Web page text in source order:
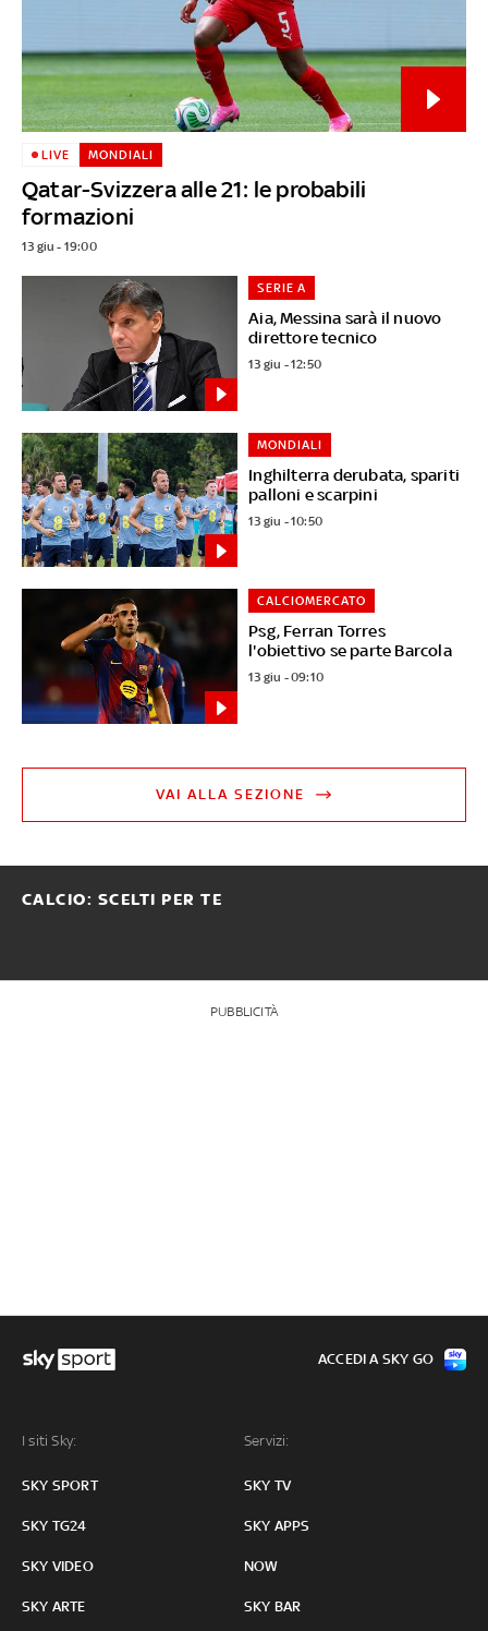
Qatar-Svizzera alle 21: le probabili
formazioni
LIVE MONDIALI
13 giu - 19:00
Aia, Messina sarà il nuovo
direttore tecnico
SERIE A
13 giu - 12:50
Inghilterra derubata, spariti
palloni e scarpini
MONDIALI
13 giu - 10:50
Psg, Ferran Torres
l'obiettivo se parte Barcola
CALCIOMERCATO
13 giu - 09:10
VAI ALLA SEZIONE
CALCIO: SCELTI PER TE
PUBBLICITÀ
I siti Sky:
SKY SPORT
SKY TG24
SKY VIDEO
SKY ARTE
Servizi:
SKY TV
SKY APPS
NOW
SKY BAR
ACCEDI A SKY GO